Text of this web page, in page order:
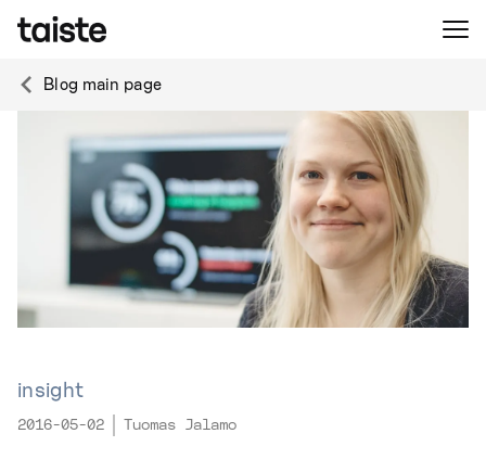
Blog main page
insight
2016-05-02 Tuomas Jalamo